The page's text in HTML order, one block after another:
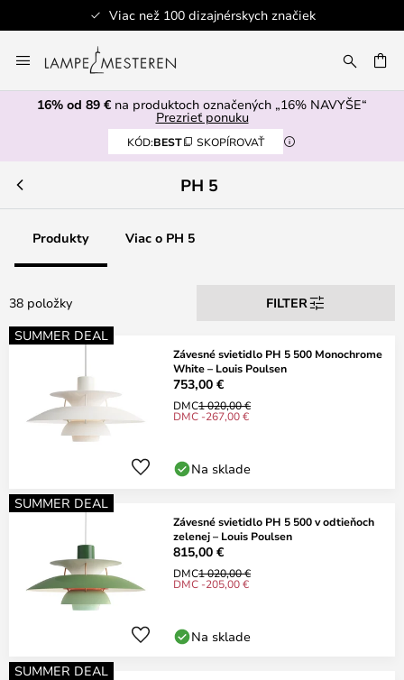
Viac než 100 dizajnérskych značiek
to
Content
16% od 89 € na produktoch označených „16% NAVYŠE“
Prezrieť ponuku
KÓD:BEST SKOPÍROVAŤ
PH 5
Produkty Viac o PH 5
38 položky
FILTER
SUMMER DEAL
Závesné svietidlo PH 5 500 Monochrome
White – Louis Poulsen
753,00 €
DMC1 020,00 €
DMC -267,00 €
Na sklade
SUMMER DEAL
Závesné svietidlo PH 5 500 v odtieňoch
zelenej – Louis Poulsen
815,00 €
DMC1 020,00 €
DMC -205,00 €
Na sklade
SUMMER DEAL